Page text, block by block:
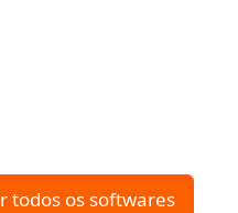
todos os softwares